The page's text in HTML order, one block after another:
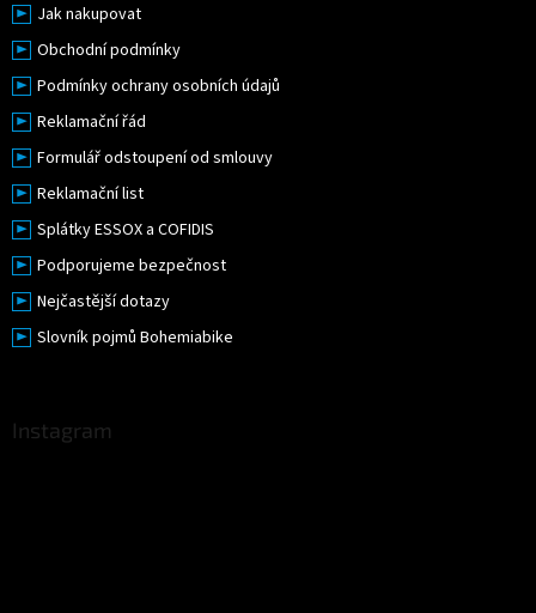
Jak nakupovat
Obchodní podmínky
Podmínky ochrany osobních údajů
Reklamační řád
Formulář odstoupení od smlouvy
Reklamační list
Splátky ESSOX a COFIDIS
Podporujeme bezpečnost
Nejčastější dotazy
Slovník pojmů Bohemiabike
Instagram